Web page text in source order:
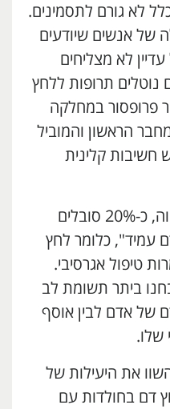
לא גורם לתסמינים.
של אנשים שיודעים
לא מצליחים
תרופות ללחץ
פרופסור במחלקה
הראשון והמוביל
חשיבות קלינית
מבין הסובלים מלחץ דם גבוה, כ-20% סובלים
עמיד", כלומר לחץ
טיפול אגרסיבי.
ביתר תשומת לב
של אדם לבין אוסף
שלו.
את היעילות של
דם בחולדות עם